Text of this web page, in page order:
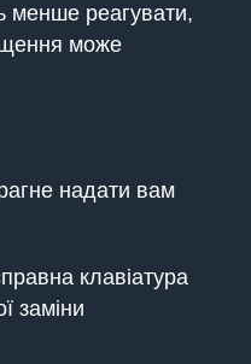
менше реагувати,
може
надати вам
клавіатура
заміни